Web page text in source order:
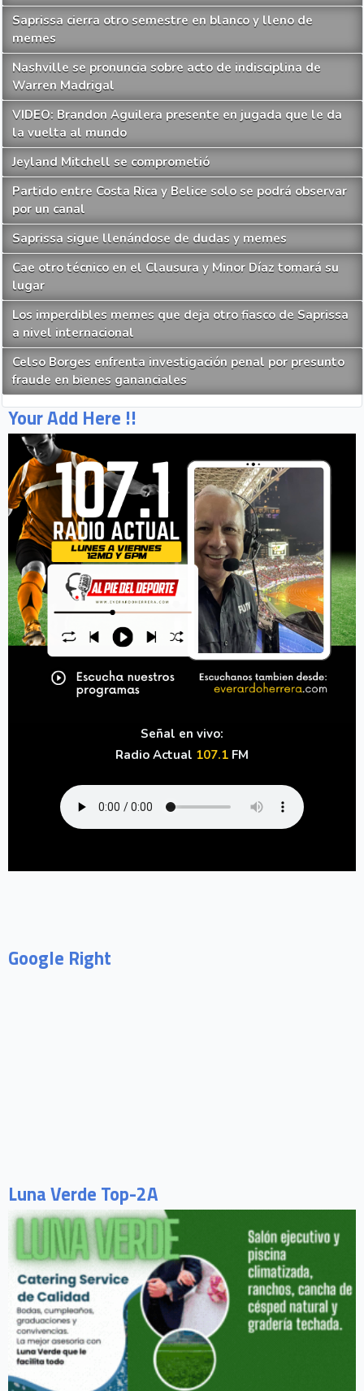
Saprissa cierra otro semestre en blanco y lleno de
memes
Nashville se pronuncia sobre acto de indisciplina de
Warren Madrigal
VIDEO: Brandon Aguilera presente en jugada que le da
la vuelta al mundo
Jeyland Mitchell se comprometió
Partido entre Costa Rica y Belice solo se podrá observar
por un canal
Saprissa sigue llenándose de dudas y memes
Cae otro técnico en el Clausura y Minor Díaz tomará su
lugar
Los imperdibles memes que deja otro fiasco de Saprissa
a nivel internacional
Celso Borges enfrenta investigación penal por presunto
fraude en bienes gananciales
Your Add Here !!
Señal en vivo:
Radio Actual 107.1 FM
Google Right
Luna Verde Top-2A